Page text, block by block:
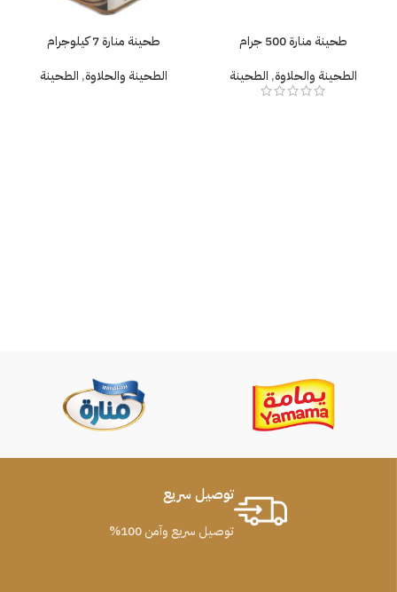
طحينة منارة 500 جرام
الطحينة والحلاوة, الطحينة
طحينة منارة 7 كيلوجرام
الطحينة والحلاوة, الطحينة
توصيل سريع
توصيل سريع وآمن 100%